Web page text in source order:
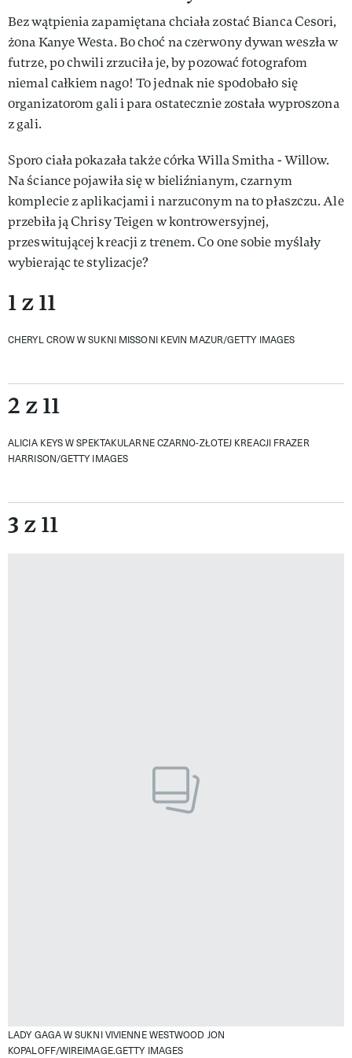
Bez wątpienia zapamiętana chciała zostać Bianca Cesori,
żona Kanye Westa. Bo choć na czerwony dywan weszła w
futrze, po chwili zrzuciła je, by pozować fotografom
niemal całkiem nago! To jednak nie spodobało się
organizatorom gali i para ostatecznie została wyproszona
z gali.
Sporo ciała pokazała także córka Willa Smitha - Willow.
Na ściance pojawiła się w bieliźnianym, czarnym
komplecie z aplikacjami i narzuconym na to płaszczu. Ale
przebiła ją Chrisy Teigen w kontrowersyjnej,
przeswitującej kreacji z trenem. Co one sobie myślały
wybierając te stylizacje?
1 z 11
CHERYL CROW W SUKNI MISSONI KEVIN MAZUR/GETTY IMAGES
2 z 11
ALICIA KEYS W SPEKTAKULARNE CZARNO-ZŁOTEJ KREACJI FRAZER
HARRISON/GETTY IMAGES
3 z 11
LADY GAGA W SUKNI VIVIENNE WESTWOOD JON
KOPALOFF/WIREIMAGE.GETTY IMAGES